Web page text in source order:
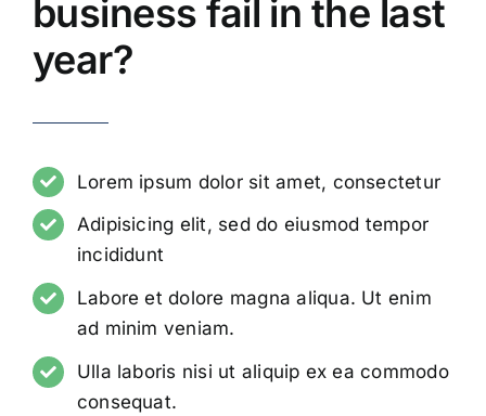
business fail in the last
year?
Lorem ipsum dolor sit amet, consectetur
Adipisicing elit, sed do eiusmod tempor
incididunt
Labore et dolore magna aliqua. Ut enim
ad minim veniam.
Ulla laboris nisi ut aliquip ex ea commodo
consequat.